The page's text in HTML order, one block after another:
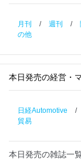
月刊 / 週刊 /
の他
本日発売の経営・
日経Automotive /
貿易
本日発売の雑誌一